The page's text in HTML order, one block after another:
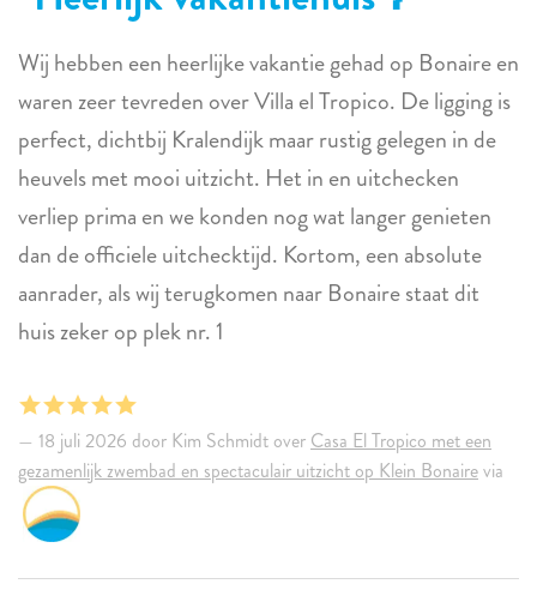
Wij hebben een heerlijke vakantie gehad op Bonaire en
waren zeer tevreden over Villa el Tropico. De ligging is
perfect, dichtbij Kralendijk maar rustig gelegen in de
heuvels met mooi uitzicht. Het in en uitchecken
verliep prima en we konden nog wat langer genieten
dan de officiele uitchecktijd. Kortom, een absolute
aanrader, als wij terugkomen naar Bonaire staat dit
huis zeker op plek nr. 1
18 juli 2026 door Kim Schmidt over Casa El Tropico met een
gezamenlijk zwembad en spectaculair uitzicht op Klein Bonairevia